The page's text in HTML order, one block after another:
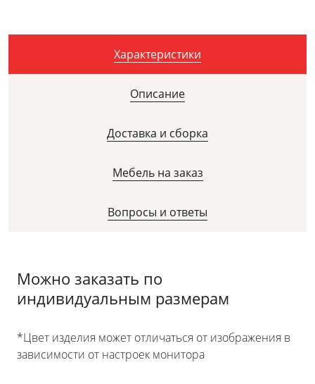
Характеристики
Описание
Доставка и сборка
Мебель на заказ
Вопросы и ответы
Можно заказать по
индивидуальным размерам
*Цвет изделия может отличаться от изображения в
зависимости от настроек монитора